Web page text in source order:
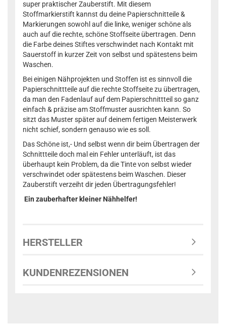
super praktischer Zauberstift. Mit diesem
Stoffmarkierstift kannst du deine Papierschnitteile &
Markierungen sowohl auf die linke, weniger schöne als
auch auf die rechte, schöne Stoffseite übertragen. Denn
die Farbe deines Stiftes verschwindet nach Kontakt mit
Sauerstoff in kurzer Zeit von selbst und spätestens beim
Waschen.
Bei einigen Nähprojekten und Stoffen ist es sinnvoll die
Papierschnittteile auf die rechte Stoffseite zu übertragen,
da man den Fadenlauf auf dem Papierschnittteil so ganz
einfach & präzise am Stoffmuster ausrichten kann. So
sitzt das Muster später auf deinem fertigen Meisterwerk
nicht schief, sondern genauso wie es soll.
Das Schöne ist,- Und selbst wenn dir beim Übertragen der
Schnittteile doch mal ein Fehler unterläuft, ist das
überhaupt kein Problem, da die Tinte von selbst wieder
verschwindet oder spätestens beim Waschen. Dieser
Zauberstift verzeiht dir jeden Übertragungsfehler!
Ein zauberhafter kleiner Nähhelfer!
HERSTELLER
KUNDENREZENSIONEN